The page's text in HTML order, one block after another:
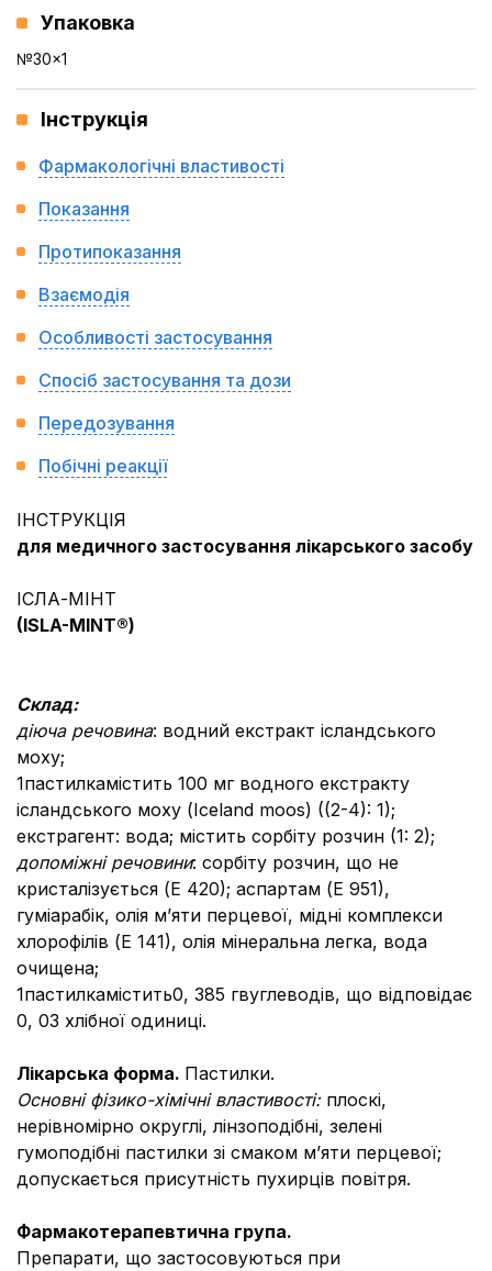
Упаковка
№30x1
Інструкція
Фармакологічні властивості
Показання
Протипоказання
Взаємодія
Особливості застосування
Спосіб застосування та дози
Передозування
Побічні реакції
ІНСТРУКЦІЯ
для медичного застосування лікарського засобу
ІСЛА-МІНТ
(ISLA-MINT®)
Склад:
діюча речовина: водний екстракт ісландського
моху;
1пастилкамістить 100 мг водного екстракту
ісландського моху (Iceland moos) ((2-4): 1);
екстрагент: вода; містить сорбіту розчин (1: 2);
допоміжні речовини: сорбіту розчин, що не
кристалізується (Е 420); аспартам (Е 951),
гуміарабік, олія м’яти перцевої, мідні комплекси
хлорофілів (Е 141), олія мінеральна легка, вода
очищена;
1пастилкамістить0, 385 гвуглеводів, що відповідає
0, 03 хлібної одиниці.
Лікарська форма. Пастилки.
Основні фізико-хімічні властивості: плоскі,
нерівномірно округлі, лінзоподібні, зелені
гумоподібні пастилки зі смаком м’яти перцевої;
допускається присутність пухирців повітря.
Фармакотерапевтична група.
Препарати, що застосовуються при